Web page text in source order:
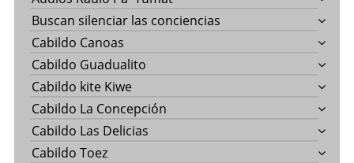
Buscan silenciar las conciencias
Cabildo Canoas
Cabildo Guadualito
Cabildo kite Kiwe
Cabildo La Concepción
Cabildo Las Delicias
Cabildo Toez